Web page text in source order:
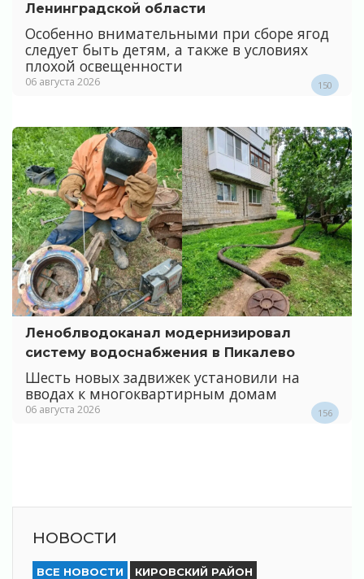
Ленинградской области
Особенно внимательными при сборе ягод
следует быть детям, а также в условиях
плохой освещенности
06 августа 2026 150
Леноблводоканал модернизировал
систему водоснабжения в Пикалево
Шесть новых задвижек установили на
вводах к многоквартирным домам
06 августа 2026 156
НОВОСТИ
ВСЕ НОВОСТИ КИРОВСКИЙ РАЙОН